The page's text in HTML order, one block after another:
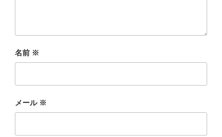
名前 ※
メール ※